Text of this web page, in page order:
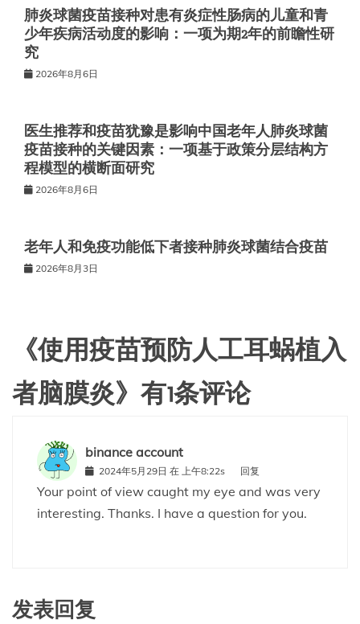
肺炎球菌疫苗接种对患有炎症性肠病的儿童和青
少年疾病活动度的影响：一项为期2年的前瞻性研
究
2026年8月6日
医生推荐和疫苗犹豫是影响中国老年人肺炎球菌
疫苗接种的关键因素：一项基于政策分层结构方
程模型的横断面研究
2026年8月6日
老年人和免疫功能低下者接种肺炎球菌结合疫苗
2026年8月3日
《使用疫苗预防人工耳蜗植入
者脑膜炎》有1条评论
binance account
2024年5月29日 在 上午8:22s 回复
Your point of view caught my eye and was very
interesting. Thanks. I have a question for you.
发表回复